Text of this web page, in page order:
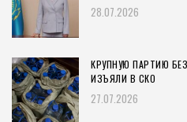
28.07.2026
КРУПНУЮ ПАРТИЮ
ИЗЪЯЛИ В СКО
27.07.2026